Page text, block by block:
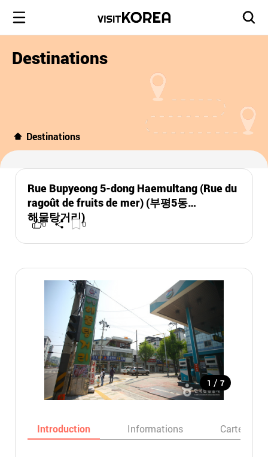
Destinations
Destinations
Rue Bupyeong 5-dong Haemultang (Rue du
ragoût de fruits de mer) (부평5동
해물탕거리)
0 0
1 / 7
Introduction Informations Carte